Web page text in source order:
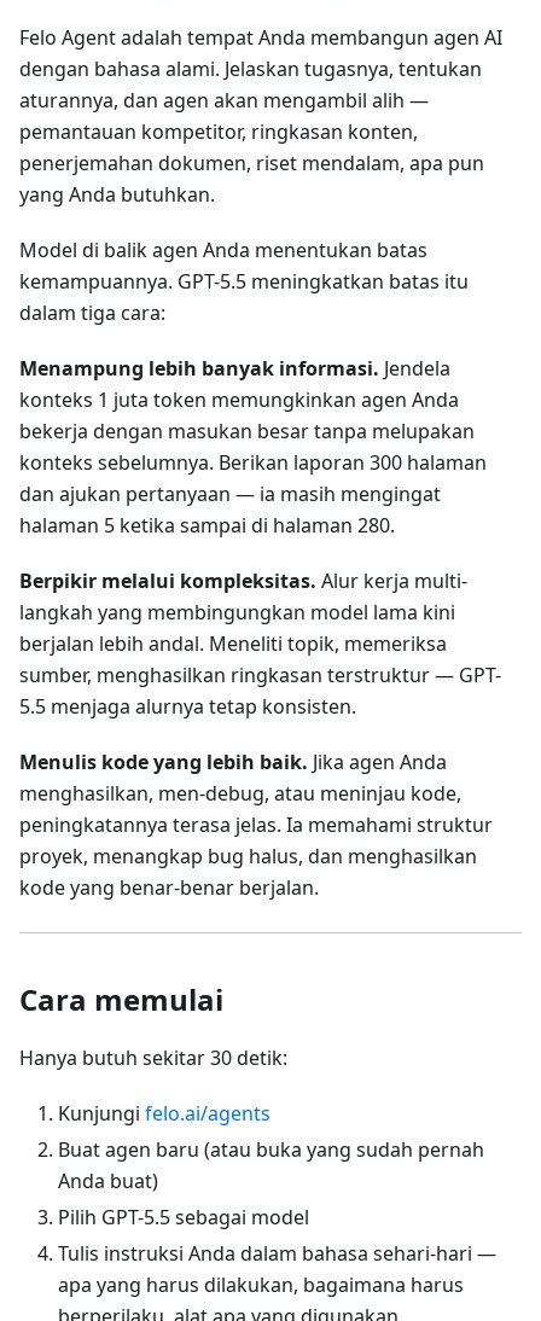
Felo Agent adalah tempat Anda membangun agen AI
dengan bahasa alami. Jelaskan tugasnya, tentukan
aturannya, dan agen akan mengambil alih —
pemantauan kompetitor, ringkasan konten,
penerjemahan dokumen, riset mendalam, apa pun
yang Anda butuhkan.
Model di balik agen Anda menentukan batas
kemampuannya. GPT-5.5 meningkatkan batas itu
dalam tiga cara:
Menampung lebih banyak informasi. Jendela
konteks 1 juta token memungkinkan agen Anda
bekerja dengan masukan besar tanpa melupakan
konteks sebelumnya. Berikan laporan 300 halaman
dan ajukan pertanyaan — ia masih mengingat
halaman 5 ketika sampai di halaman 280.
Berpikir melalui kompleksitas. Alur kerja multi-
langkah yang membingungkan model lama kini
berjalan lebih andal. Meneliti topik, memeriksa
sumber, menghasilkan ringkasan terstruktur — GPT-
5.5 menjaga alurnya tetap konsisten.
Menulis kode yang lebih baik. Jika agen Anda
menghasilkan, men-debug, atau meninjau kode,
peningkatannya terasa jelas. Ia memahami struktur
proyek, menangkap bug halus, dan menghasilkan
kode yang benar-benar berjalan.
Cara memulai
Hanya butuh sekitar 30 detik:
Kunjungi felo.ai/agents
Buat agen baru (atau buka yang sudah pernah
Anda buat)
Pilih GPT-5.5 sebagai model
Tulis instruksi Anda dalam bahasa sehari-hari —
apa yang harus dilakukan, bagaimana harus